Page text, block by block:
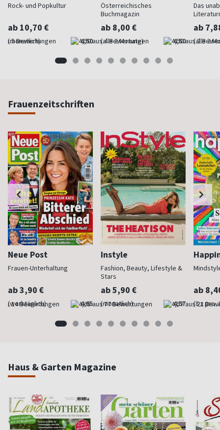
Rock- und Popkultur
ab 10,70 €
(monatlich) 4,50
Österreichisches
Buchmagazin
ab 8,00 €
(alle 2 Monate) 4,50
Das
ab
(alle 2
Frauenzeitschriften
Neue Post
Frauen-Unterhaltung
ab 3,90 €
(werktäglich) 4,65
Instyle
Fashion, Beauty, Lifestyle &
Stars
ab 5,90 €
(monatlich) 4,57
ab
(8 x pro
Haus & Garten Magazine